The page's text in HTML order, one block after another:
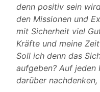
denn positiv sein
den Missionen und
mit Sicherheit viel
Kräfte und meine
Soll ich denn das
aufgeben? Auf
darüber